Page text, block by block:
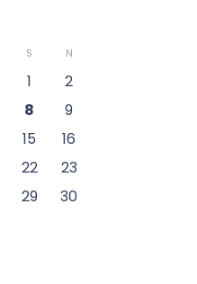
S N
1
2
8
9
15
16
22
23
29
30